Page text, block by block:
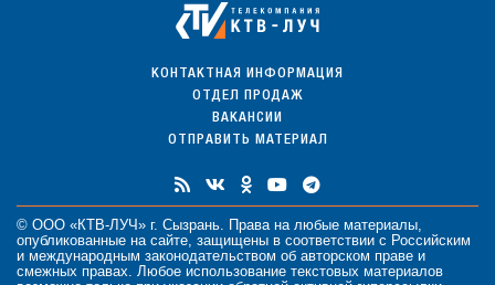
КОНТАКТНАЯ ИНФОРМАЦИЯ
ОТДЕЛ ПРОДАЖ
ВАКАНСИИ
ОТПРАВИТЬ МАТЕРИАЛ
© ООО «КТВ-ЛУЧ» г. Сызрань. Права на любые материалы,
опубликованные на сайте, защищены в соответствии с Российским
и международным законодательством об авторском праве и
смежных правах. Любое использование текстовых материалов